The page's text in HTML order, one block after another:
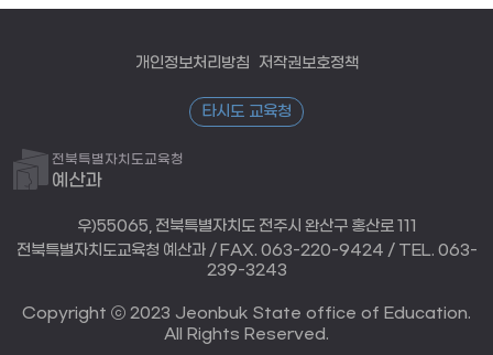
개인정보처리방침 저작권보호정책
타시도 교육청
전북특별자치도교육청
예산과
우)55065, 전북특별자치도 전주시 완산구 홍산로 111
전북특별자치도교육청 예산과 / FAX. 063-220-9424 / TEL. 063-
239-3243
Copyright ⓒ 2023 Jeonbuk State office of Education.
All Rights Reserved.